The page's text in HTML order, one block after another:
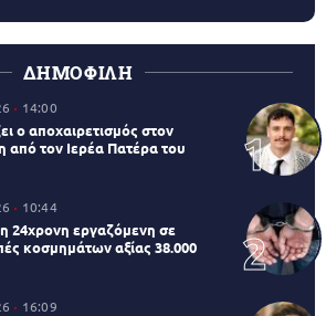
ΔΗΜΟΦΙΛΗ
14:00
ο αποχαιρετισμός στον
από τον Ιερέα Πατέρα του
10:44
24χρονη εργαζόμενη σε
κοσμημάτων αξίας 38.000
16:09